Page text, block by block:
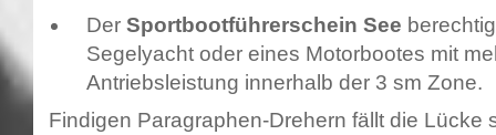
Der Sportbootführerschein See
Segelyacht oder eines Motorbootes mit
Antriebsleistung innerhalb der 3 sm Zone.
Findigen Paragraphen-Drehern fällt die Lücke